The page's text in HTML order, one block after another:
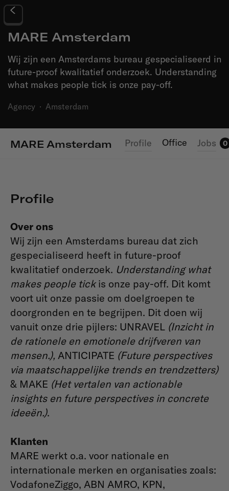
MARE Amsterdam
Wij zijn een Amsterdams bureau gespecialiseerd in
future-proof kwalitatief onderzoek. Understanding
what makes people tick is onze pay-off.
Agency · Amsterdam
MARE Amsterdam Profile Office Jobs 0
Profile
Over ons
Wij zijn een Amsterdams bureau dat zich
gespecialiseerd heeft in future-proof
kwalitatief onderzoek. Understanding what
makes people tickis onze pay-off. Dit komt
voort uit onze passie om doelgroepen te
doorgronden en te begrijpen. Dit doen wij
vanuit onze drie pijlers: UNRAVEL (Inzicht in
de rationele en emotionele drijfveren van
mensen.), ANTICIPATE (Future perspectives
via maatschappelijke trends en trendzetters)
& MAKE (Het vertalen van actionable
insights en future perspectives in concrete
ideeën.).
Klanten
MARE werkt o.a. voor nationale en
internationale merken en organisaties zoals:
VodafoneZiggo, ABN AMRO, KPN,